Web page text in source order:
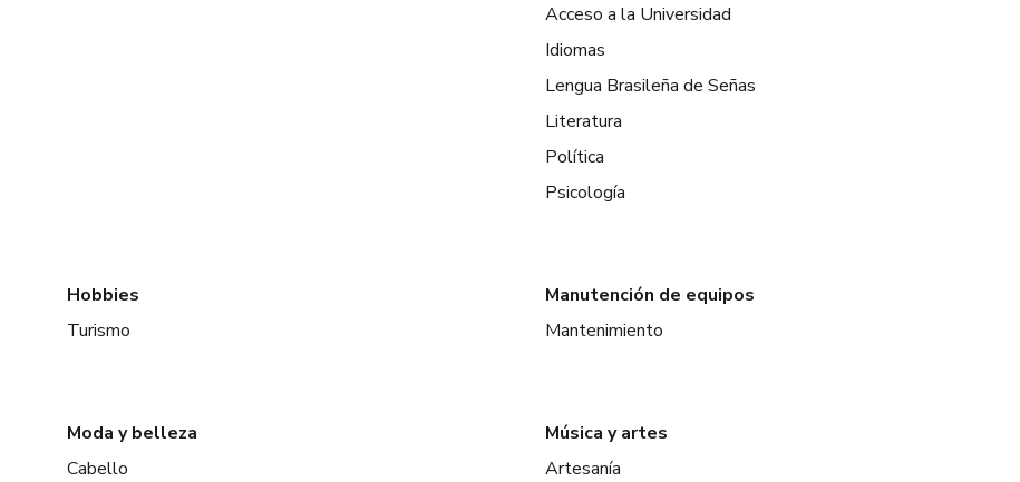
Acceso a la Universidad
Idiomas
Lengua Brasileña de Señas
Literatura
Política
Psicología
Hobbies
Turismo
Manutención de equipos
Mantenimiento
Moda y belleza
Cabello
Música y artes
Artesanía